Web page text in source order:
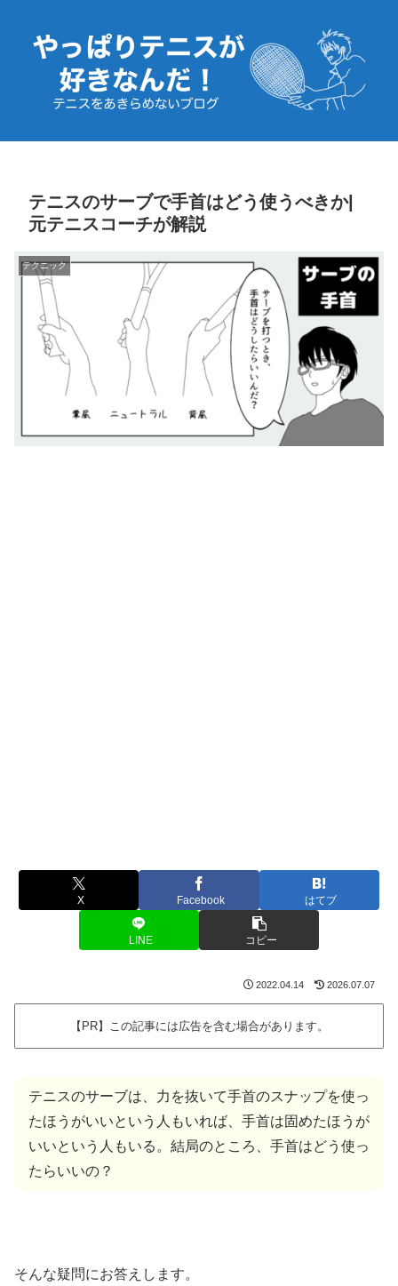
テニスのサーブで手首はどう使うべきか|
元テニスコーチが解説
テクニック
X Facebook はてブ
LINE コピー
2022.04.14 2026.07.07
【PR】この記事には広告を含む場合があります。
テニスのサーブは、力を抜いて手首のスナップを使っ
たほうがいいという人もいれば、手首は固めたほうが
いいという人もいる。結局のところ、手首はどう使っ
たらいいの？
そんな疑問にお答えします。